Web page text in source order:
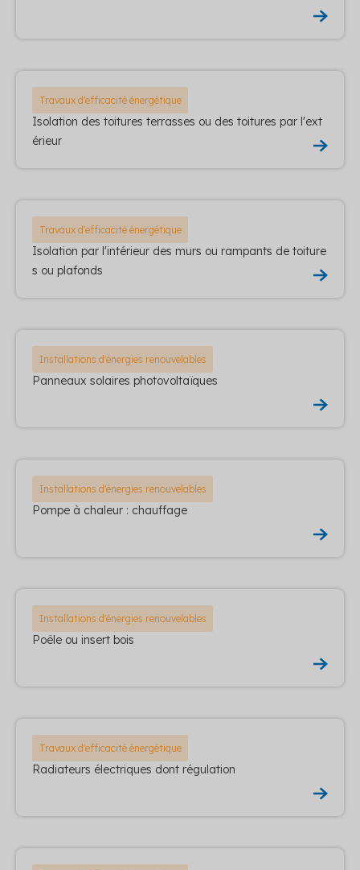
Travaux d'efficacité énergétique
Isolation des toitures terrasses ou des toitures par l'ext
érieur
Travaux d'efficacité énergétique
Isolation par l'intérieur des murs ou rampants de toiture
s ou plafonds
Installations d'énergies renouvelables
Panneaux solaires photovoltaïques
Installations d'énergies renouvelables
Pompe à chaleur : chauffage
Installations d'énergies renouvelables
Poêle ou insert bois
Travaux d'efficacité énergétique
Radiateurs électriques dont régulation